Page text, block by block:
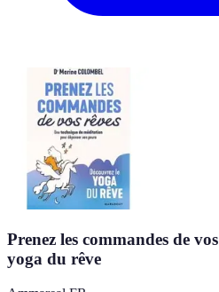
Prenez les commandes de
yoga du rêve